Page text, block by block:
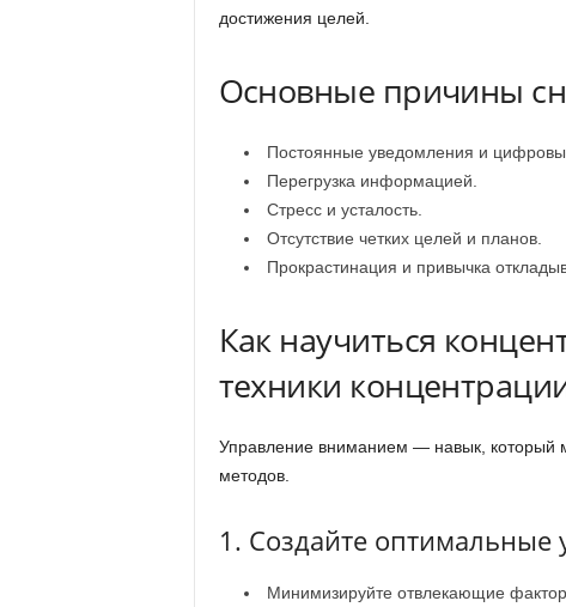
достижения целей.
Основные причины
Постоянные уведомления и
Перегрузка информацией.
Стресс и усталость.
Отсутствие четких целей и планов.
Прокрастинация и привычка
Как научиться
техники
Управление вниманием — навык, который
методов.
1. Создайте оптимальные
Минимизируйте отвлекающие